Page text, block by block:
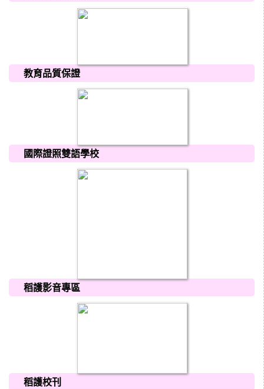
教育品質保證
國際證照雙語學校
稻護影音專區
稻護校刊